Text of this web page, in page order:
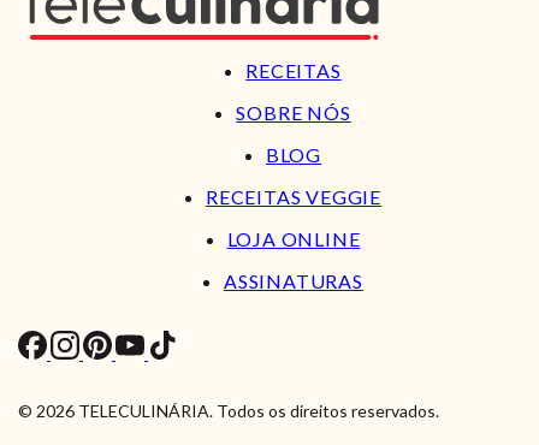
RECEITAS
SOBRE NÓS
BLOG
RECEITAS VEGGIE
LOJA ONLINE
ASSINATURAS
© 2026 TELECULINÁRIA. Todos os direitos reservados.